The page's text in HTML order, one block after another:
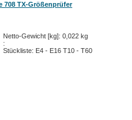
708 TX-Größenprüfer
Netto-Gewicht [kg]: 0,022 kg
:
Stückliste: E4 - E16 T10 - T60